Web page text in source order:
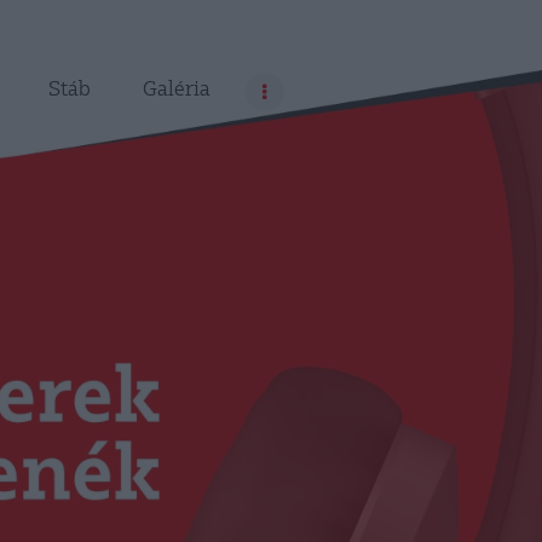
Stáb Galéria